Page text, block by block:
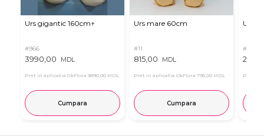
Urs gigantic 160cm↑
#966
3990,00 MDL
Pret in aplicatia OkFlora 3890,00 MDL
Cumpara
Urs mare 60cm
#11
815,00 MDL
Pret in aplicatia OkFlora 795,00 MDL
Cumpara
Urs
#4939
Pret in